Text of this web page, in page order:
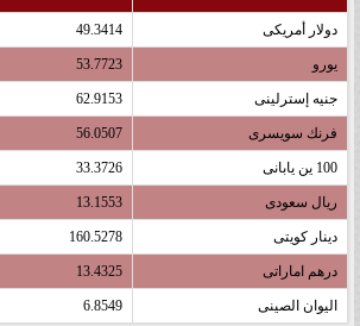
دولار أمريكى 49.3414
يورو 53.7723
جنيه إسترلينى 62.9153
فرنك سويسرى 56.0507
100 ين يابانى 33.3726
ريال سعودى 13.1553
دينار كويتى 160.5278
درهم اماراتى 13.4325
اليوان الصينى 6.8549